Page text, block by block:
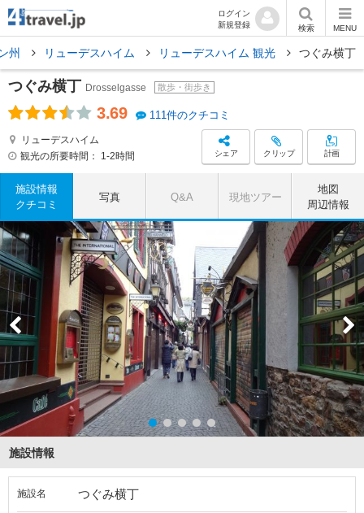
ログイン
新規登録
検索 MENU
州 リューデスハイム リューデスハイム 観光 つぐみ横丁
つぐみ横丁 Drosselgasse 散歩・街歩き
3.69 111件のクチコミ
リューデスハイム
観光の所要時間：
1-2時間 シェア クリップ 計画
施設情報
クチコミ
写真 Q&A 現地ツアー
地図
周辺情報
施設情報
施設名 つぐみ横丁